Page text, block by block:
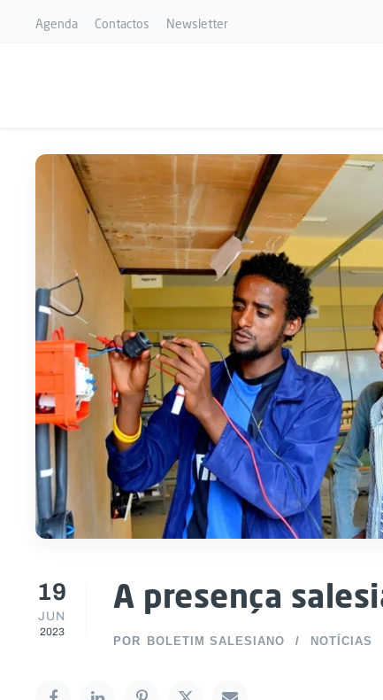
Agenda Contactos Newsletter
19
JUN
2023
A presença
POR BOLETIM SALESIANO NOTÍCIAS